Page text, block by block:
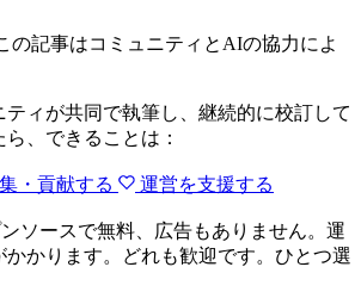
の記事はコミュニティとAIの協力によ
ティが共同で執筆し、継続的に校訂して
、できることは：
・貢献する 運営を支援する
ソースで無料、広告もありません。運
かります。どれも歓迎です。ひとつ選